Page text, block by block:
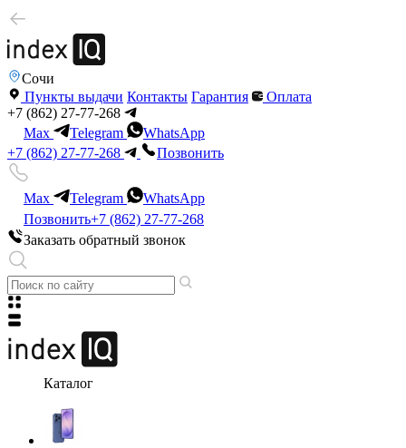
Сочи
Пункты выдачи Контакты Гарантия
Оплата
+7 (862) 27-77-268
Max
Telegram
WhatsApp
+7 (862) 27-77-268
Позвонить
Max Telegram
WhatsApp
Позвонить+7 (862) 27-77-268
Заказать обратный звонок
Каталог